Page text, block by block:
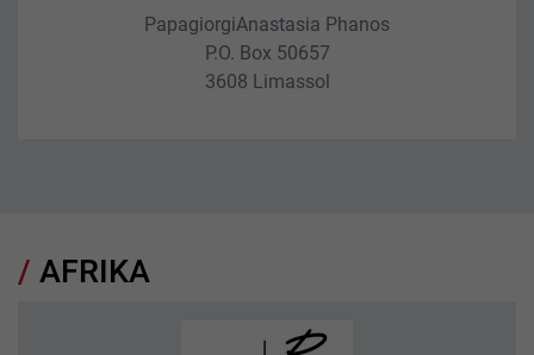
PapagiorgiAnastasia Phanos
P.O. Box 50657
3608 Limassol
AFRIKA